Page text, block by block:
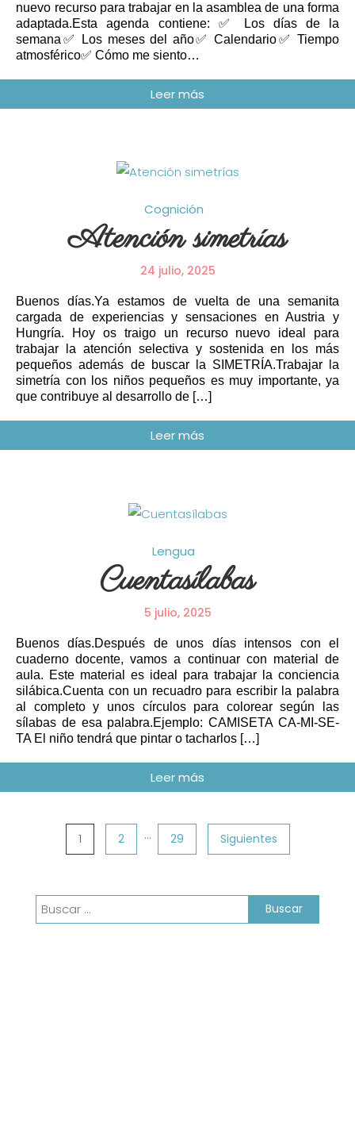
nuevo recurso para trabajar en la asamblea de una forma
adaptada.Esta agenda contiene: ✅ Los días de la
semana✅ Los meses del año✅ Calendario✅ Tiempo
atmosférico✅ Cómo me siento…
Cognición
Atención simetrías
24 julio, 2025
Buenos días.Ya estamos de vuelta de una semanita
cargada de experiencias y sensaciones en Austria y
Hungría. Hoy os traigo un recurso nuevo ideal para
trabajar la atención selectiva y sostenida en los más
pequeños además de buscar la SIMETRÍA.Trabajar la
simetría con los niños pequeños es muy importante, ya
que contribuye al desarrollo de […]
Lengua
Cuentasílabas
5 julio, 2025
Buenos días.Después de unos días intensos con el
cuaderno docente, vamos a continuar con material de
aula. Este material es ideal para trabajar la conciencia
silábica.Cuenta con un recuadro para escribir la palabra
al completo y unos círculos para colorear según las
sílabas de esa palabra.Ejemplo: CAMISETA CA-MI-SE-
TA El niño tendrá que pintar o tacharlos […]
Paginación
entradas
1 2 … 29 Siguientes
Buscar: